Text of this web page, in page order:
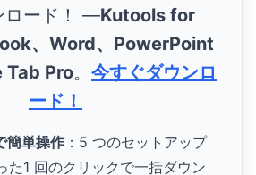
ロード！ ―Kutools for
、Word、PowerPoint
Pro。 今すぐダウンロ
ード！
簡単操作 ：5 つのセットアップ
た1 回のクリックで一括ダウン